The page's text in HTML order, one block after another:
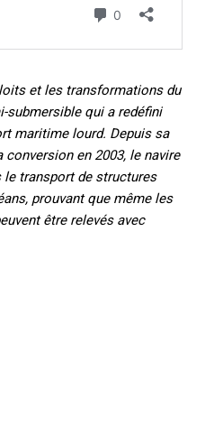
et les transformations du
submersible qui a redéfini
maritime lourd. Depuis sa
en 2003, le navire
transport de structures
prouvant que même les
être relevés avec